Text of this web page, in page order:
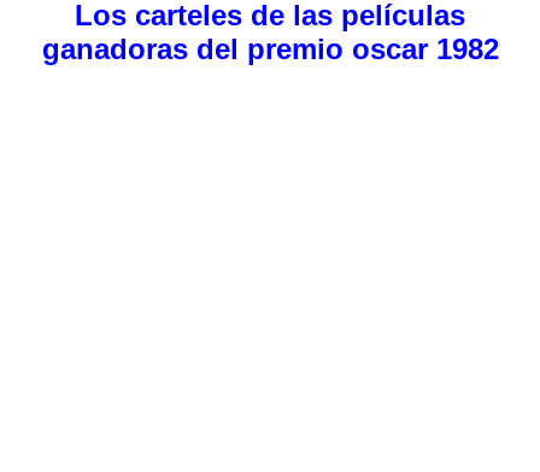
Los carteles de las películas
ganadoras del premio oscar 1982